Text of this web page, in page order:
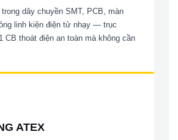
dây chuyền SMT, PCB, màn
linh kiện điện tử nhạy — trục
CB thoát điện an toàn mà không cần
ATEX